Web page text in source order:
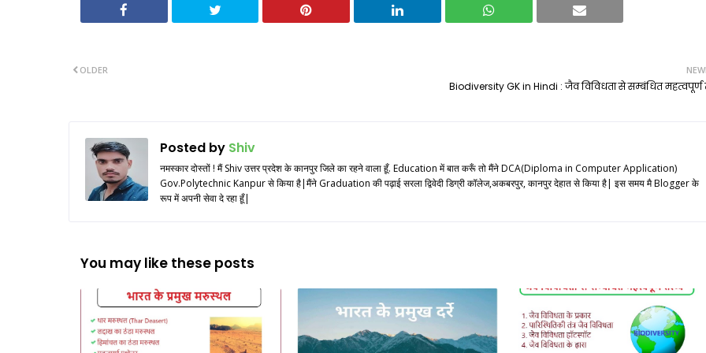
Biodiversity GK in Hindi : जैव विविधता से सम्बंधित महत्वपूर्ण
OLDER
Posted by Shiv
नमस्कार दोस्तों ! मैं Shiv उत्तर प्रदेश के कानपुर जिले का रहने वाला हूँ. Education में बात करूँ तो मैंने DCA(Diploma in Computer Application)
Gov.Polytechnic Kanpur से किया है|मैंने Graduation की पढ़ाई सरला द्विवेदी डिग्री कॉलेज,अकबरपुर, कानपुर देहात से किया है| इस समय मै Blogger के
रूप में अपनी सेवा दे रहा हूँ|
You may like these posts